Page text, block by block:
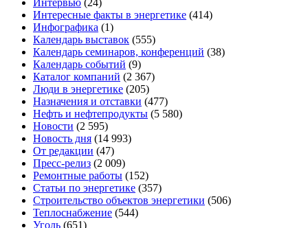
Интересные факты в энергетике (414)
Инфографика (1)
Календарь выставок (555)
Календарь семинаров, конференций (38)
Календарь событий (9)
Каталог компаний (2 367)
Люди в энергетике (205)
Назначения и отставки (477)
Нефть и нефтепродукты (5 580)
Новости (2 595)
Новость дня (14 993)
От редакции (47)
Пресс-релиз (2 009)
Ремонтные работы (152)
Статьи по энергетике (357)
Строительство объектов энергетики (506)
Теплоснабжение (544)
Уголь (651)